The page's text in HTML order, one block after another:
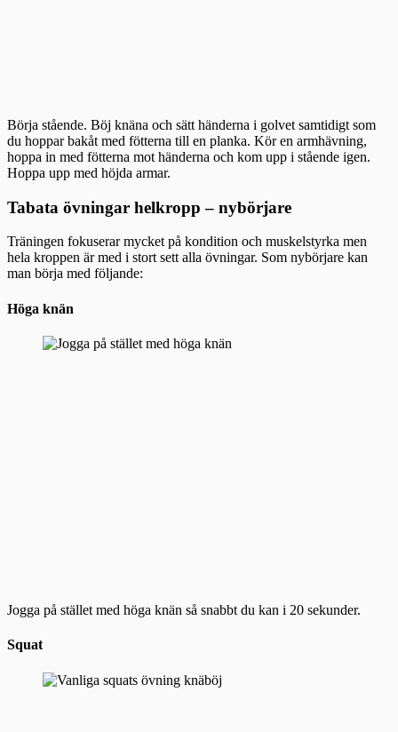
Börja stående. Böj knäna och sätt händerna i golvet samtidigt som
du hoppar bakåt med fötterna till en planka. Kör en armhävning,
hoppa in med fötterna mot händerna och kom upp i stående igen.
Hoppa upp med höjda armar.
Tabata övningar helkropp – nybörjare
Träningen fokuserar mycket på kondition och muskelstyrka men
hela kroppen är med i stort sett alla övningar. Som nybörjare kan
man börja med följande:
Höga knän
Jogga på stället med höga knän så snabbt du kan i 20 sekunder.
Squat